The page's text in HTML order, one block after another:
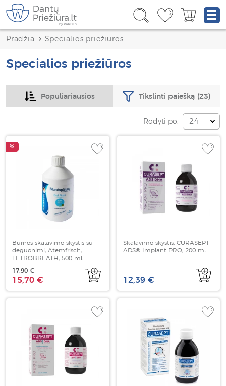
Pradžia Specialios priežiūros
Specialios priežiūros
Populiariausios Tikslinti paiešką (23)
Rodyti po: 24
%
Burnos skalavimo skystis su
deguonimi, Atemfrisch,
TETROBREATH, 500 ml
15,70 €
17,90 €
Skalavimo skystis, CURASEPT
ADS® Implant PRO, 200 ml
12,39 €